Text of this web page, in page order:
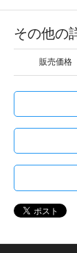
その他の
販売価格